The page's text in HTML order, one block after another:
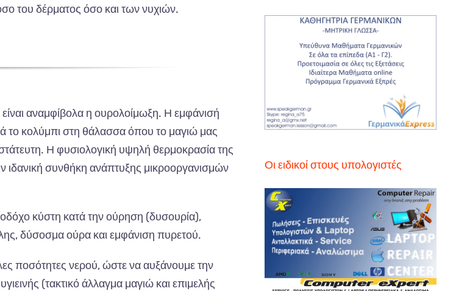
του δέρματος όσο και των νυχιών.
αναμφίβολα η ουρολοίμωξη. Η εμφάνισή
το κολύμπι στη θάλασσα όπου το μαγιώ μας
Η φυσιολογική υψηλή θερμοκρασία της
ιδανική συνθήκη ανάπτυξης μικροοργανισμών
κύστη κατά την ούρηση (δυσουρία),
δύσοσμα ούρα και εμφάνιση πυρετού.
ποσότητες νερού, ώστε να αυξάνουμε την
(τακτικό άλλαγμα μαγιώ και επιμελής
Οι ειδικοί στους υπολογιστές